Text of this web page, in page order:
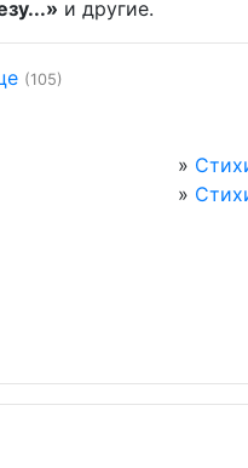
и другие.
(105)
»
»